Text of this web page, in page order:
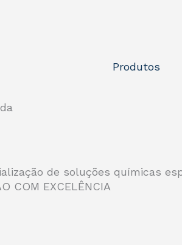
Produtos
de soluções químicas
COM EXCELÊNCIA